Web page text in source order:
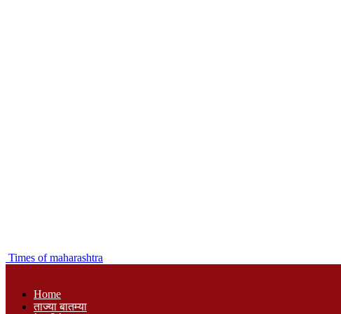
Times of maharashtra
Home
ताज्या बातम्या